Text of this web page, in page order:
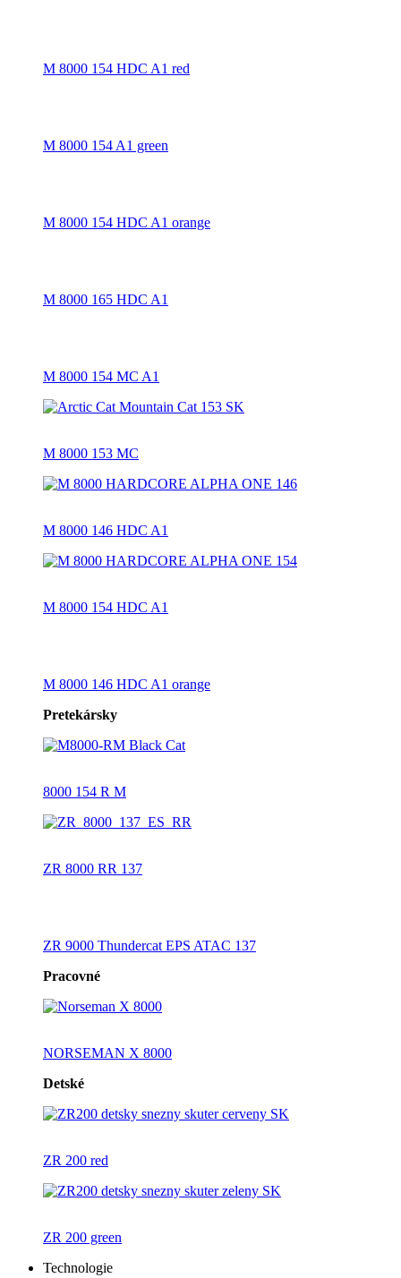
M 8000 154 HDC A1 red
M 8000 154 A1 green
M 8000 154 HDC A1 orange
M 8000 165 HDC A1
M 8000 154 MC A1
M 8000 153 MC
M 8000 146 HDC A1
M 8000 154 HDC A1
M 8000 146 HDC A1 orange
Pretekársky
8000 154 R M
ZR 8000 RR 137
ZR 9000 Thundercat EPS ATAC 137
Pracovné
NORSEMAN X 8000
Detské
ZR 200 red
ZR 200 green
Technologie